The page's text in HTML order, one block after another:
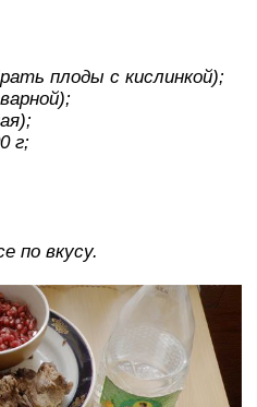
плоды с кислинкой);
г;
по вкусу.